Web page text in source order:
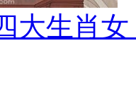
大生肖